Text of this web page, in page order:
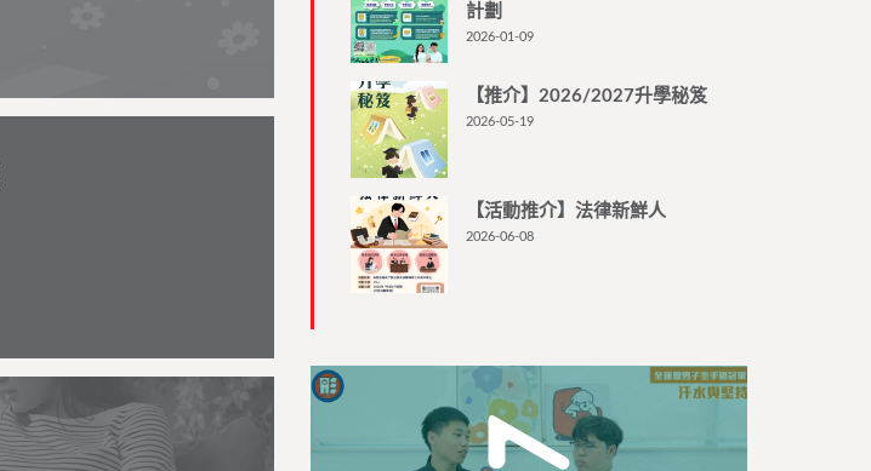
計劃
2026-01-09
【推介】2026/2027升學秘笈
2026-05-19
【活動推介】法律新鮮人
2026-06-08